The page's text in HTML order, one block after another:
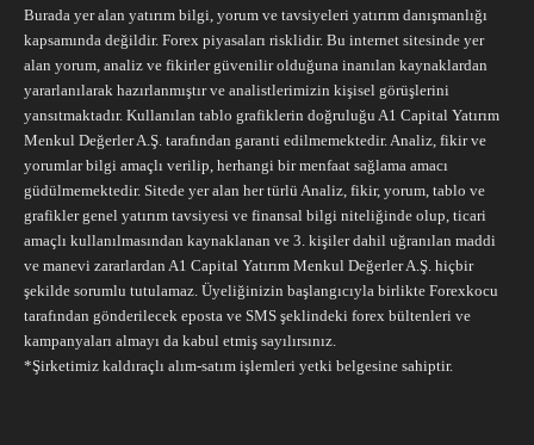
Burada yer alan yatırım bilgi, yorum ve tavsiyeleri yatırım danışmanlığı
kapsamında değildir. Forex piyasaları risklidir. Bu internet sitesinde yer
alan yorum, analiz ve fikirler güvenilir olduğuna inanılan kaynaklardan
yararlanılarak hazırlanmıştır ve analistlerimizin kişisel görüşlerini
yansıtmaktadır. Kullanılan tablo grafiklerin doğruluğu A1 Capital Yatırım
Menkul Değerler A.Ş. tarafından garanti edilmemektedir. Analiz, fikir ve
yorumlar bilgi amaçlı verilip, herhangi bir menfaat sağlama amacı
güdülmemektedir. Sitede yer alan her türlü Analiz, fikir, yorum, tablo ve
grafikler genel yatırım tavsiyesi ve finansal bilgi niteliğinde olup, ticari
amaçlı kullanılmasından kaynaklanan ve 3. kişiler dahil uğranılan maddi
ve manevi zararlardan A1 Capital Yatırım Menkul Değerler A.Ş. hiçbir
şekilde sorumlu tutulamaz. Üyeliğinizin başlangıcıyla birlikte Forexkocu
tarafından gönderilecek eposta ve SMS şeklindeki forex bültenleri ve
kampanyaları almayı da kabul etmiş sayılırsınız.
*Şirketimiz kaldıraçlı alım-satım işlemleri yetki belgesine sahiptir.